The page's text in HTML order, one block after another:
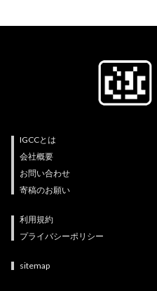
IGCCとは
会社概要
お問い合わせ
寄稿のお願い
利用規約
プライバシーポリシー
sitemap